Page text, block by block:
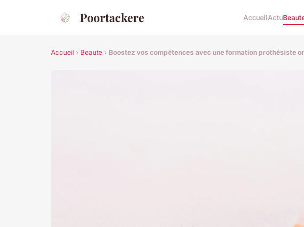
Poortackere AccueilActu
Accueil › Beaute › Boostez vos compétences avec une formation prothésiste